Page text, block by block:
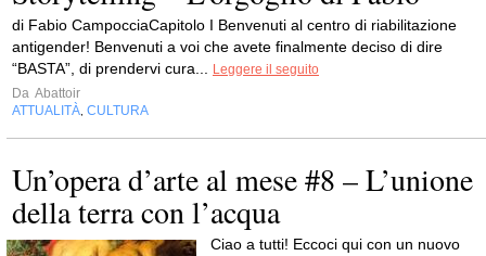
di Fabio CampocciaCapitolo I Benvenuti al centro di riabilitazione
antigender! Benvenuti a voi che avete finalmente deciso di dire
“BASTA”, di prendervi cura...
Leggere il seguito
Da Abattoir
ATTUALITÀ CULTURA
Un’opera d’arte al mese #8 – L’unione
della terra con l’acqua
Ciao a tutti! Eccoci qui con un nuovo